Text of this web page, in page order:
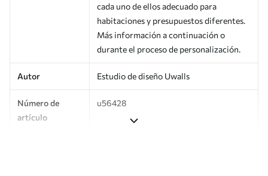
cada uno de ellos adecuado para
habitaciones y presupuestos diferentes.
Más información a continuación o
durante el proceso de personalización.
Autor Estudio de diseño Uwalls
Número de
artículo
u56428